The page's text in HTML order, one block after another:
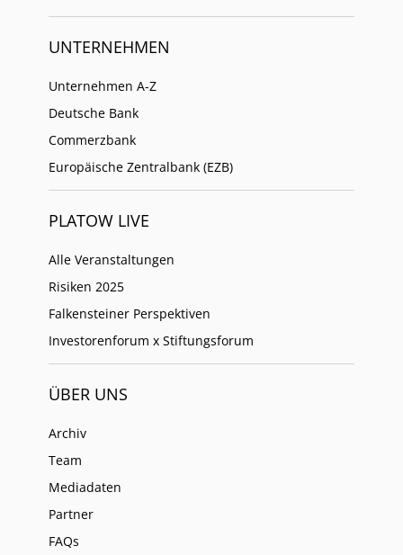
UNTERNEHMEN
Unternehmen A-Z
Deutsche Bank
Commerzbank
Europäische Zentralbank (EZB)
PLATOW LIVE
Alle Veranstaltungen
Risiken 2025
Falkensteiner Perspektiven
Investorenforum x Stiftungsforum
ÜBER UNS
Archiv
Team
Mediadaten
Partner
FAQs